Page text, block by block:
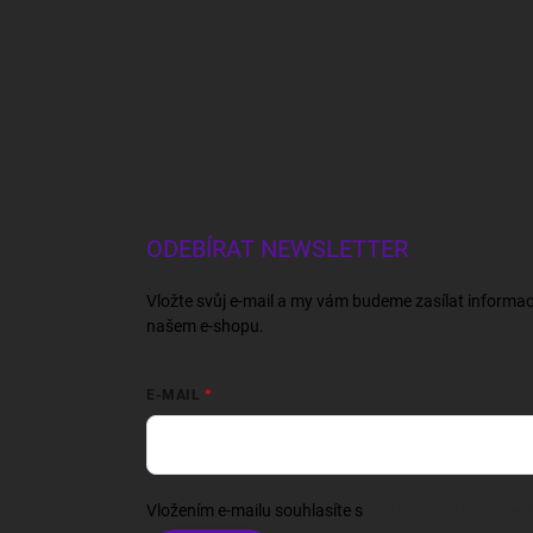
ODEBÍRAT NEWSLETTER
Vložte svůj e-mail a my vám budeme zasílat
našem e-shopu.
E-MAIL
Vložením e-mailu souhlasíte s